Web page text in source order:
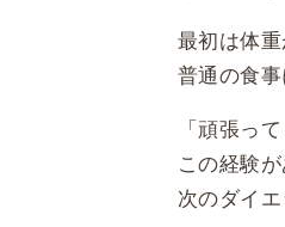
最初は体重
普通の食
「頑張っ
この経験が
次のダイ